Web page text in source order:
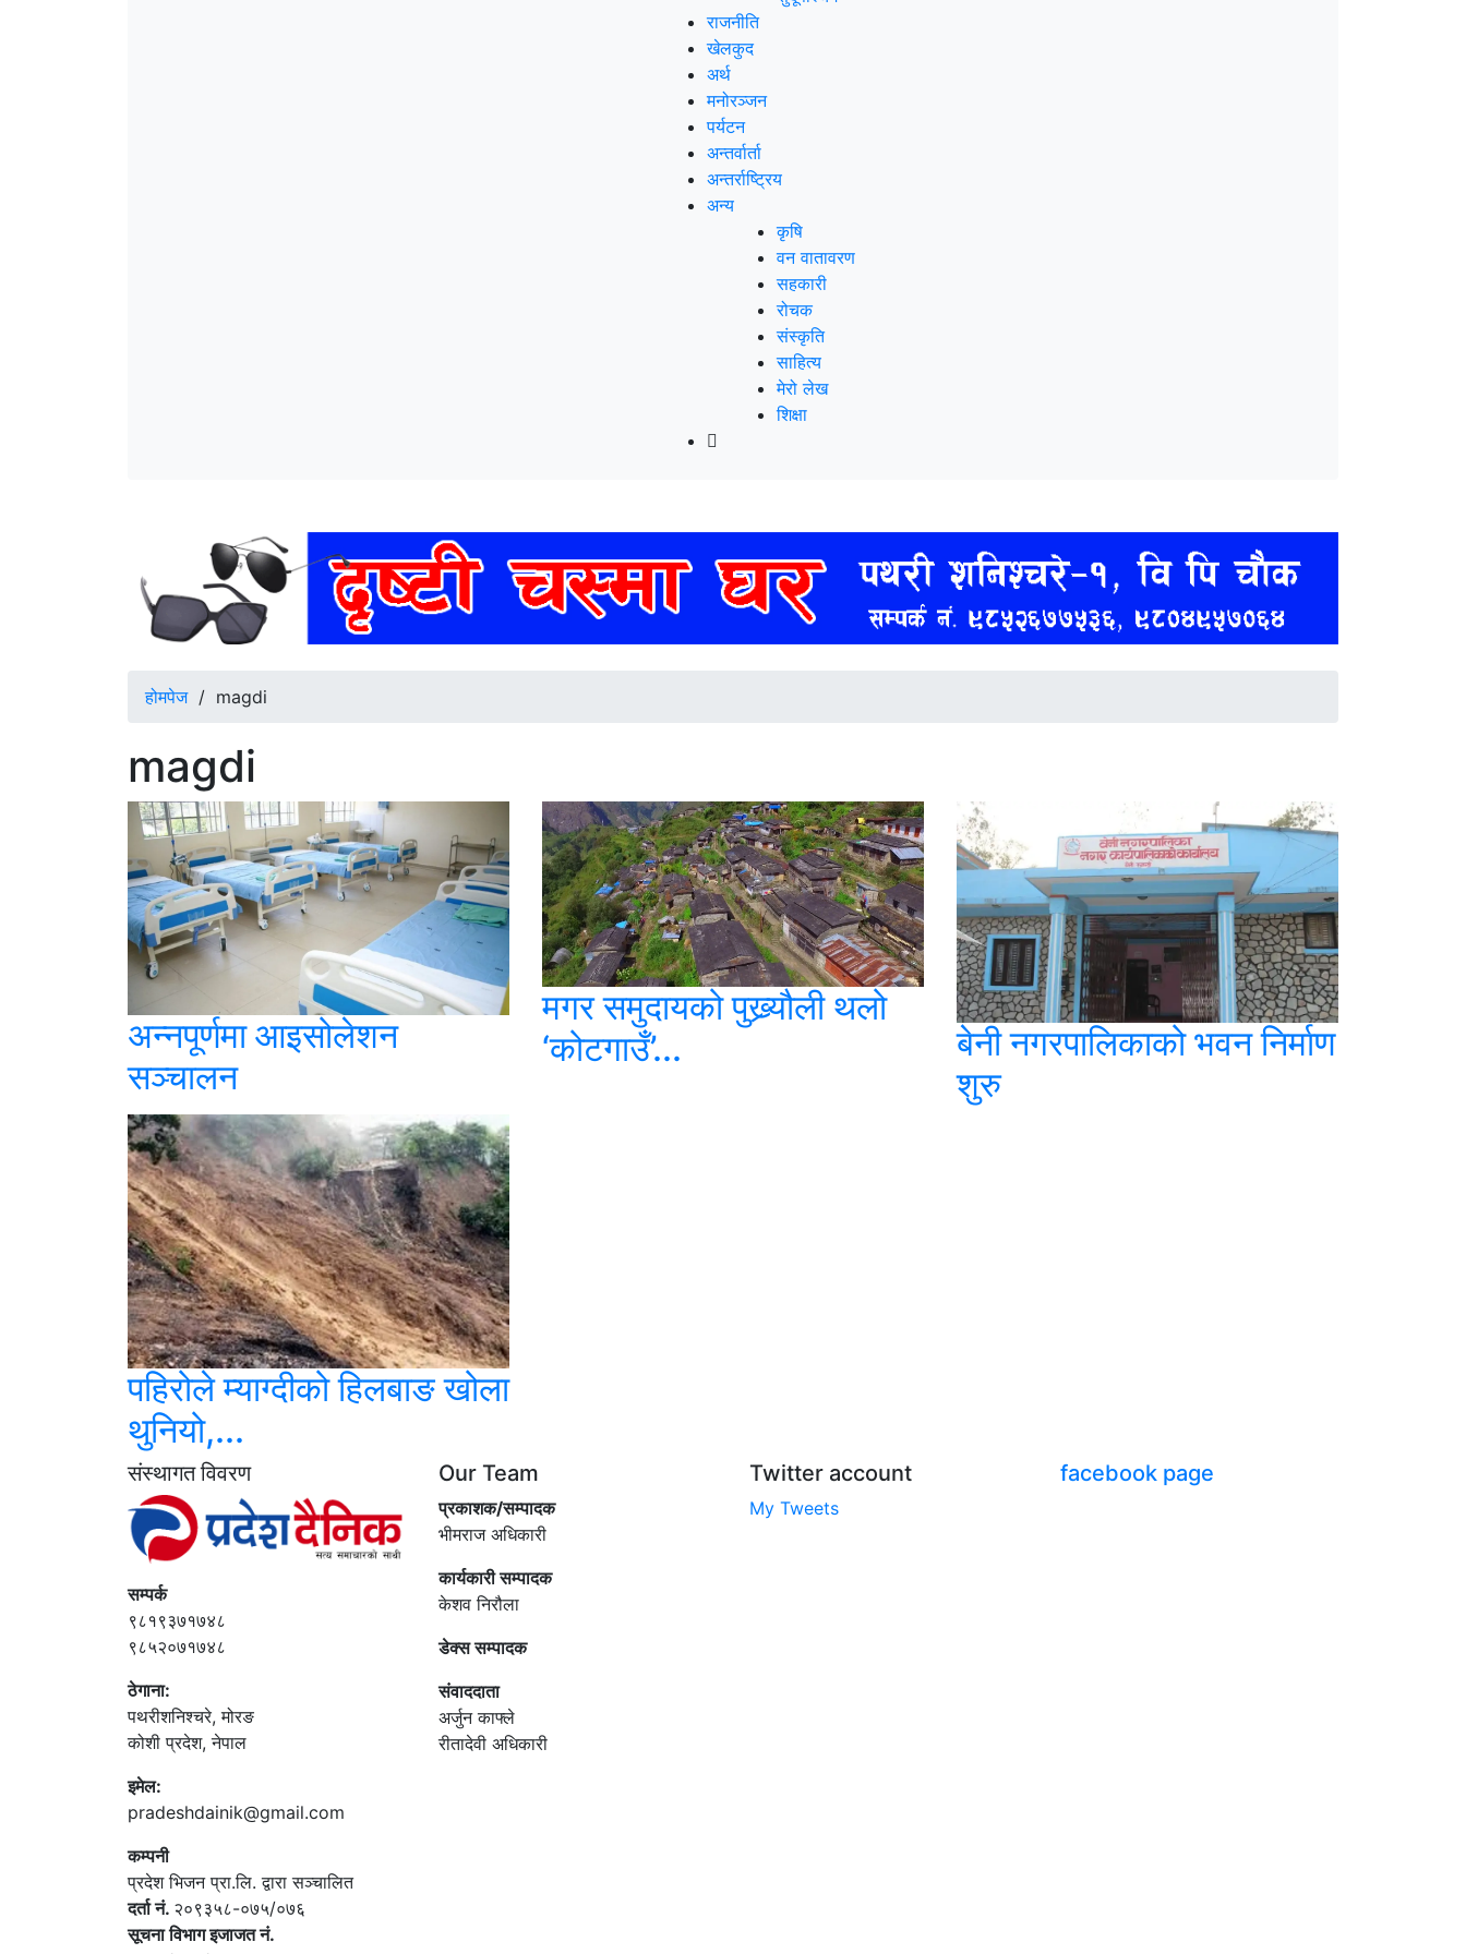
राजनीति
खेलकुद
अर्थ
मनोरञ्‍जन
पर्यटन
अन्तर्वार्ता
अन्तर्राष्‍ट्रिय
अन्य
कृषि
वन वातावरण
सहकारी
रोचक
संस्कृति
साहित्य
मेरो लेख
शिक्षा
होमपेज/ magdi
magdi
अन्नपूर्णमा आइसोलेशन
सञ्चालन
मगर समुदायको पुख्र्यौली थलो
‘कोटगाउँ’...
बेनी नगरपालिकाको भवन निर्माण
शुरु
पहिरोले म्याग्दीको हिलबाङ खोला
थुनियो,...
संस्थागत विवरण
सम्पर्क
९८१९३७१७४८
९८५२०७१७४८
ठेगाना:
पथरीशनिश्‍चरे, मोरङ
कोशी प्रदेश, नेपाल
इमेल:
pradeshdainik@gmail.com
कम्पनी
प्रदेश भिजन प्रा.लि. द्वारा सञ्‍चालित
दर्ता नं. २०९३५८-०७५/०७६
सूचना विभाग इजाजत नं.
Our Team
प्रकाशक/सम्पादक
भीमराज अधिकारी
कार्यकारी सम्पादक
केशव निरौला
डेक्स सम्पादक
संवाददाता
अर्जुन काफ्ले
रीतादेवी अधिकारी
Twitter account
My Tweets
facebook page